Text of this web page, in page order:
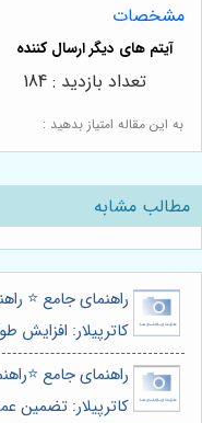
مشخصات
به این مقاله امتیاز بدهید :
تعداد بازدید : 184
مطالب مشابه
راهنمای جامع ⭐️
کاترپیلار:
راهنمای جامع
کاترپیلار: تضمین